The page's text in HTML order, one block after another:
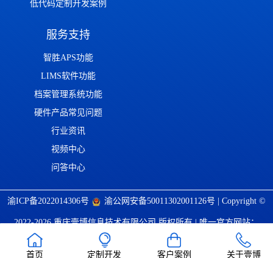
首页 定制开发 客户案例 关于壹博
低代码定制开发案例
服务支持
智胜APS功能
LIMS软件功能
档案管理系统功能
硬件产品常见问题
行业资讯
视频中心
问答中心
渝ICP备2022014306号 渝公网安备50011302001126号 | Copyright ©
2022-2026 重庆壹博信息技术有限公司 版权所有 | 唯一官方网站：
https://www.cqaoba.cn 谨防仿冒！